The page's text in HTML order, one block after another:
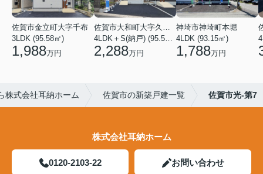
佐賀市金立町大字千布
3LDK (95.58㎡)
1,988万円
佐賀市大和町大字久池井
4LDK＋S(納戸) (95.58㎡)
2,288万円
神埼市神埼町本堀
4LDK (93.15㎡)
1,788万円
株式会社耳納ホーム 佐賀市の新築戸建一覧 佐賀市光-第7
株式会社耳納ホーム
0120-2103-22 お問い合わせ